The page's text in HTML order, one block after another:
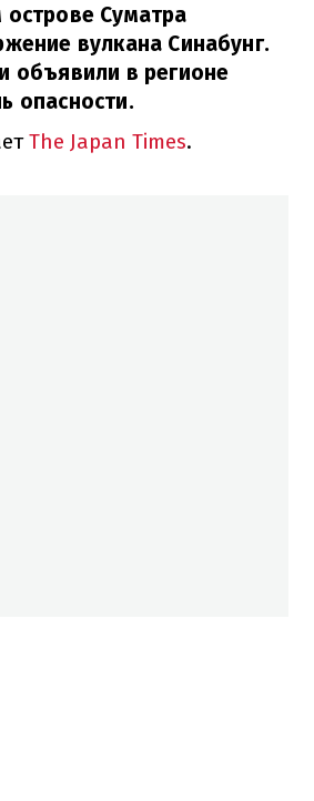
острове Суматра
вулкана Синабунг.
объявили в регионе
опасности.
The Japan Times.